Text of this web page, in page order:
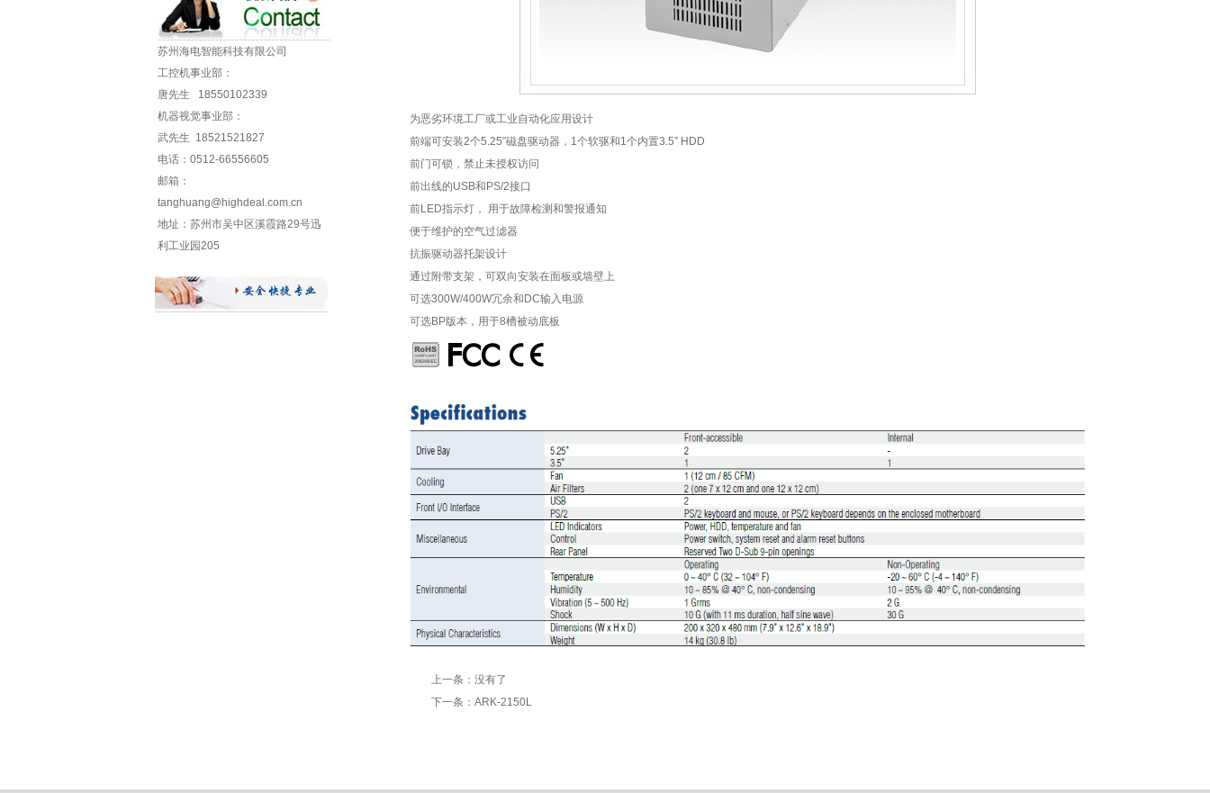
苏州海电智能科技有限公司
工控机事业部：
唐先生 18550102339
机器视觉事业部：
武先生 18521521827
电话：0512-66556605
邮箱：
tanghuang@highdeal.com.cn
地址：苏州市吴中区溪霞路29号迅
利工业园205
为恶劣环境工厂或工业自动化应用设计
前端可安装2个5.25”磁盘驱动器，1个软驱和1个内置3.5” HDD
前门可锁，禁止未授权访问
前出线的USB和PS/2接口
前LED指示灯， 用于故障检测和警报通知
便于维护的空气过滤器
抗振驱动器托架设计
通过附带支架，可双向安装在面板或墙壁上
可选300W/400W冗余和DC输入电源
可选BP版本，用于8槽被动底板
上一条：没有了
下一条： ARK-2150L